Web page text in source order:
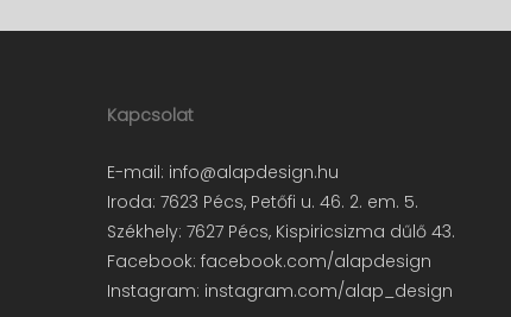
Kapcsolat
E-mail: info@alapdesign.hu
Iroda: 7623 Pécs, Petőfi u. 46. 2. em. 5.
Székhely: 7627 Pécs, Kispiricsizma dűlő 43.
Facebook: facebook.com/alapdesign
Instagram: instagram.com/alap_design